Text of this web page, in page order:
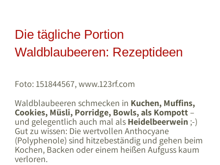
Die tägliche Portion
Waldblaubeeren: Rezeptideen
Foto: 151844567, www.123rf.com
Waldblaubeeren schmecken in Kuchen, Muffins,
Cookies, Müsli, Porridge, Bowls, als Kompott–
und gelegentlich auch mal als Heidelbeerwein ;-)
Gut zu wissen: Die wertvollen Anthocyane
(Polyphenole) sind hitzebeständig und gehen beim
Kochen, Backen oder einem heißen Aufguss kaum
verloren.